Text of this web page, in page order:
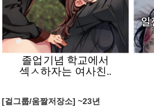
[걸그룹/움짤저장소] ~23년